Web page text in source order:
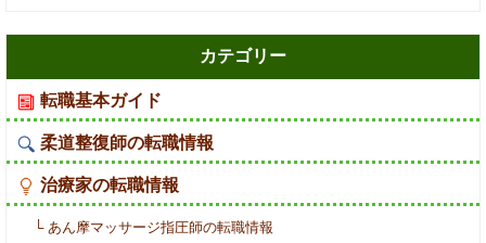
カテゴリー
転職基本ガイド
柔道整復師の転職情報
治療家の転職情報
└ あん摩マッサージ指圧師の転職情報